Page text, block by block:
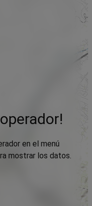
en el menú
mostrar los datos.